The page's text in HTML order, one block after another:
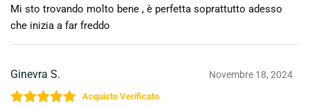
Valutato5su 5
Mi sto trovando molto bene , è perfetta soprattutto adesso
che inizia a far freddo
Ginevra S. Novembre 18, 2024